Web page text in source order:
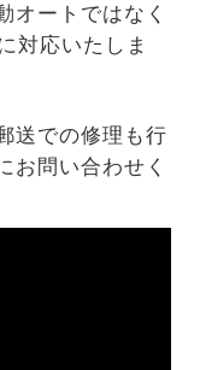
オートではなく
対応いたしま
送での修理も行
お問い合わせく